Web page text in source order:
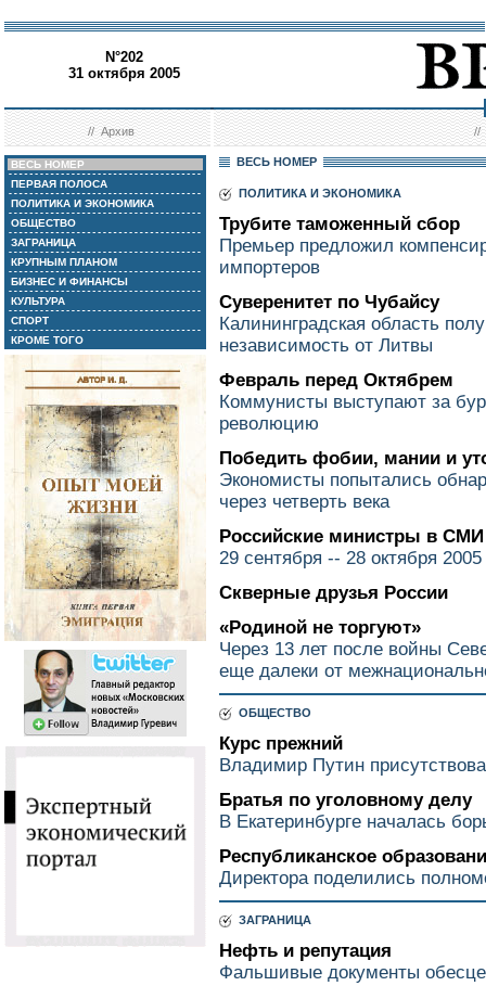
N°202
31 октября 2005
//Архив //
ВЕСЬ НОМЕР
ПЕРВАЯ ПОЛОСА
ПОЛИТИКА И ЭКОНОМИКА
ОБЩЕСТВО
ЗАГРАНИЦА
КРУПНЫМ ПЛАНОМ
БИЗНЕС И ФИНАНСЫ
КУЛЬТУРА
СПОРТ
КРОМЕ ТОГО
ВЕСЬ НОМЕР
ПОЛИТИКА И ЭКОНОМИКА
Трубите таможенный сбор
Премьер предложил
импортеров
Суверенитет по Чубайсу
Калининградская область
независимость от Литвы
Февраль перед Октябрем
Коммунисты выступают за
революцию
Победить фобии, мании и
Экономисты попытались
через четверть века
Российские министры в СМИ
29 сентября -- 28 октября 2005
Скверные друзья России
«Родиной не торгуют»
Через 13 лет после войны
еще далеки от
ОБЩЕСТВО
Курс прежний
Владимир Путин
Братья по уголовному делу
В Екатеринбурге началась
Республиканское
Директора поделились
ЗАГРАНИЦА
Нефть и репутация
Фальшивые документы